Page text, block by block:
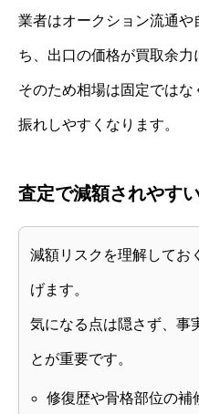
業者はオークション流通
ち、出口の価格が買取余力
そのため相場は固定では
振れしやすくなります。
査定で減額されやす
減額リスクを理解してお
げます。
気になる点は隠さず、事
とが重要です。
修復歴や骨格部位の補